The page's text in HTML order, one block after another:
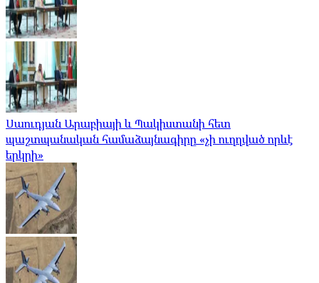
Սաուդյան Արաբիայի և Պակիստանի հետ
պաշտպանական համաձայնագիրը «չի ուղղված որևէ
երկրի»